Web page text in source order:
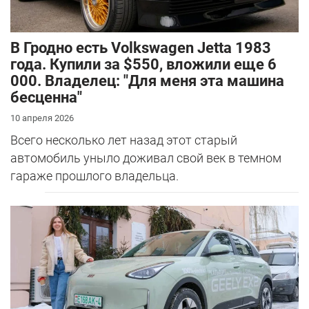
В Гродно есть Volkswagen Jetta 1983
года. Купили за $550, вложили еще 6
000. Владелец: "Для меня эта машина
бесценна"
10 апреля 2026
Всего несколько лет назад этот старый
автомобиль уныло доживал свой век в темном
гараже прошлого владельца.